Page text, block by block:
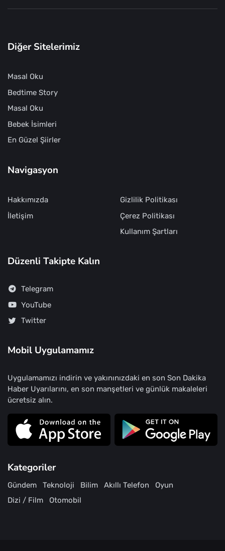
Diğer Sitelerimiz
Masal Oku
Bedtime Story
Masal Oku
Bebek İsimleri
En Güzel Şiirler
Navigasyon
Hakkımızda
İletişim
Gizlilik Politikası
Çerez Politikası
Kullanım Şartları
Düzenli Takipte Kalın
Telegram
YouTube
Twitter
Mobil Uygulamamız
Uygulamamızı indirin ve yakınınızdaki en son Son Dakika
Haber Uyarılarını, en son manşetleri ve günlük makaleleri
ücretsiz alın.
Kategoriler
Gündem Teknoloji Bilim Akıllı Telefon
Oyun
Dizi / Film
Otomobil